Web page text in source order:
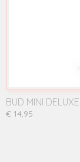
BUD MINI
€ 14,95